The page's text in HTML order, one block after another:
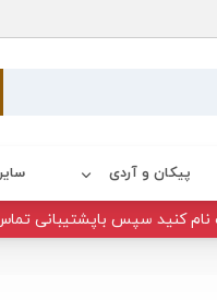
پیکان و آردی
کنید سپس باپشتیبانی